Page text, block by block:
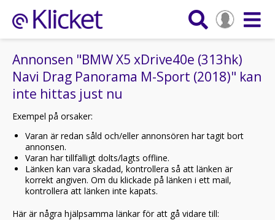
Annonsen "BMW X5 xDrive40e (313hk)
Navi Drag Panorama M-Sport (2018)" kan
inte hittas just nu
Exempel på orsaker:
Varan är redan såld och/eller annonsören har tagit bort
annonsen.
Varan har tillfälligt dolts/lagts offline.
Länken kan vara skadad, kontrollera så att länken är
korrekt angiven. Om du klickade på länken i ett mail,
kontrollera att länken inte kapats.
Här är några hjälpsamma länkar för att gå vidare till: